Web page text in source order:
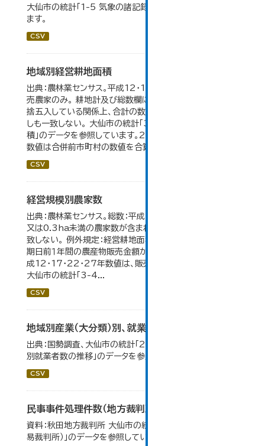
大仙市の統計「1-5 気象の諸記録」のデータを参照してい
ます。
CSV
地域別経営耕地面積
出典：農林業センサス。平成12・17・22・27年数値は、販
売農家のみ。 耕地計及び総数欄については、1ha未満を四
捨五入している関係上、合計の数値と内訳の加算値は必ず
しも一致しない。 大仙市の統計「3-5 地域別経営耕地面
積」のデータを参照しています。2005年以前の「市内全域」
数値は合併前市町村の数値を合算したものです。
CSV
経営規模別農家数
出典：農林業センサス。総数：平成7年までは、自給的農家数
又は0.3ha未満の農家数が含まれているため横の計と合
致しない。 例外規定：経営耕地面積が0.3ha未満で、調査
期日前１年間の農産物販売金額が50万円以上の農家。 平
成12・17・22・27年数値は、販売農家のみが調査対象。
大仙市の統計「3-4...
CSV
地域別産業（大分類）別、就業者数
出典：国勢調査、大仙市の統計「2-8 地域別産業（大分類）
別就業者数の推移」のデータを参照しています。
CSV
民事事件処理件数（地方裁判所）
資料：秋田地方裁判所 大仙市の統計「12-13 民事事件（簡
易裁判所）」のデータを参照しています。